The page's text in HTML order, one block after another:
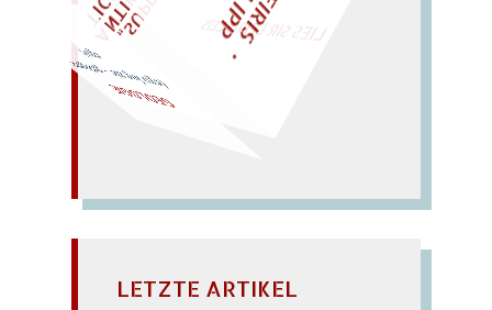
GEOLOGIE
(ego log nie – gelogen: ego).
LIES SIR LEIRIS LEIS
LETZTE ARTIKEL